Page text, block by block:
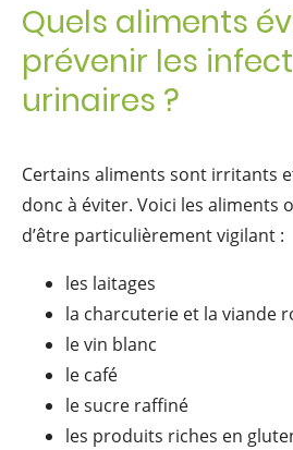
Quels aliments
prévenir les
urinaires ?
Certains aliments sont irritants
donc à éviter. Voici les aliments
d’être particulièrement vigilant :
les laitages
la charcuterie et la viande
le vin blanc
le café
le sucre raffiné
les produits riches en